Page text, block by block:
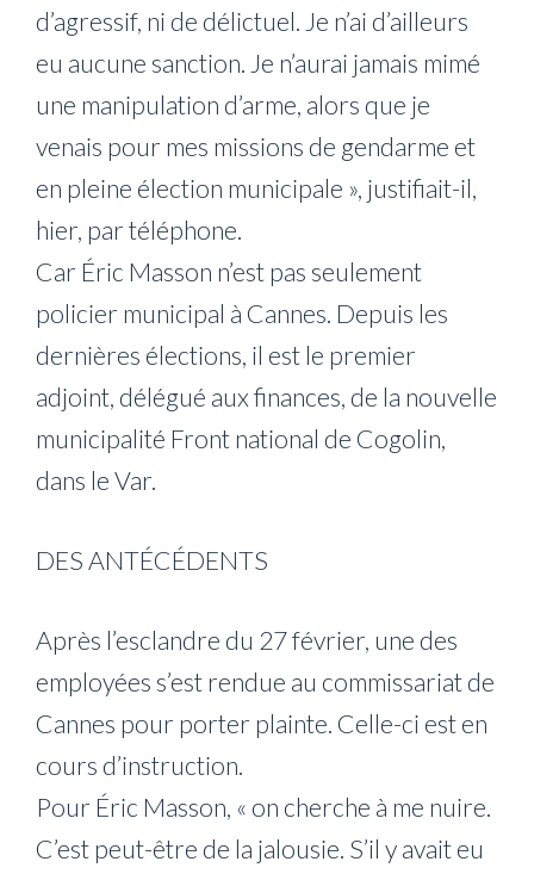
d’agressif, ni de délictuel. Je n’ai d’ailleurs
eu aucune sanction. Je n’aurai jamais mimé
une manipulation d’arme, alors que je
venais pour mes missions de gendarme et
en pleine élection municipale », justifiait-il,
hier, par téléphone.
Car Éric Masson n’est pas seulement
policier municipal à Cannes. Depuis les
dernières élections, il est le premier
adjoint, délégué aux finances, de la nouvelle
municipalité Front national de Cogolin,
dans le Var.
DES ANTÉCÉDENTS
Après l’esclandre du 27 février, une des
employées s’est rendue au commissariat de
Cannes pour porter plainte. Celle-ci est en
cours d’instruction.
Pour Éric Masson, « on cherche à me nuire.
C’est peut-être de la jalousie. S’il y avait eu